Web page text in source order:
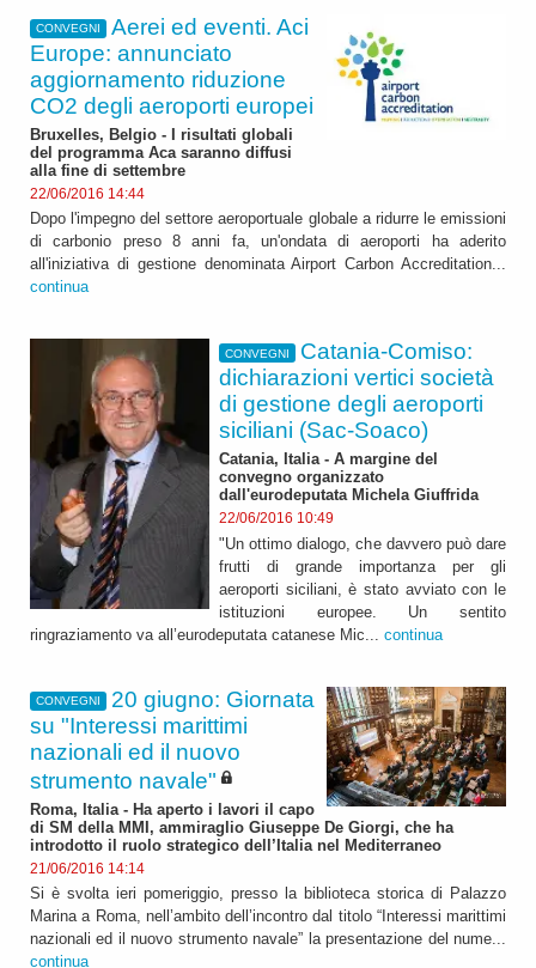
CONVEGNI
Aerei ed eventi. Aci
Europe: annunciato
aggiornamento riduzione
CO2 degli aeroporti europei
Bruxelles, Belgio - I risultati globali
del programma Aca saranno diffusi
alla fine di settembre
22/06/2016 14:44
Dopo l'impegno del settore aeroportuale globale a ridurre le emissioni
di carbonio preso 8 anni fa, un'ondata di aeroporti ha aderito
all'iniziativa di gestione denominata Airport Carbon Accreditation...
continua
CONVEGNI
Catania-Comiso:
dichiarazioni vertici società
di gestione degli aeroporti
siciliani (Sac-Soaco)
Catania, Italia - A margine del
convegno organizzato
dall'eurodeputata Michela Giuffrida
22/06/2016 10:49
"Un ottimo dialogo, che davvero può dare
frutti di grande importanza per gli
aeroporti siciliani, è stato avviato con le
istituzioni europee. Un sentito
ringraziamento va all’eurodeputata catanese Mic... continua
CONVEGNI
20 giugno: Giornata
su "Interessi marittimi
nazionali ed il nuovo
strumento navale"
Roma, Italia - Ha aperto i lavori il capo
di SM della MMI, ammiraglio Giuseppe De Giorgi, che ha
introdotto il ruolo strategico dell’Italia nel Mediterraneo
21/06/2016 14:14
Si è svolta ieri pomeriggio, presso la biblioteca storica di Palazzo
Marina a Roma, nell’ambito dell’incontro dal titolo “Interessi marittimi
nazionali ed il nuovo strumento navale” la presentazione del nume...
continua